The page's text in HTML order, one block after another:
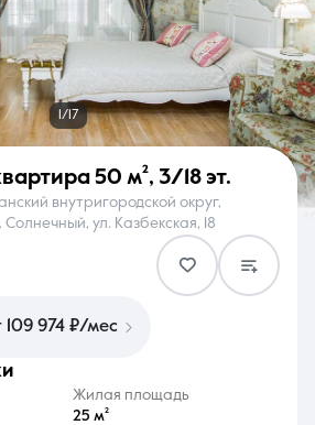
Услуги
Контакты
297-00-00
с 08:30 до 20:00
1/17
50 м², 3/18 эт.
внутригородской округ,
ул. Казбекская, 18
109 974 ₽/мес
Жилая площадь
25 м²